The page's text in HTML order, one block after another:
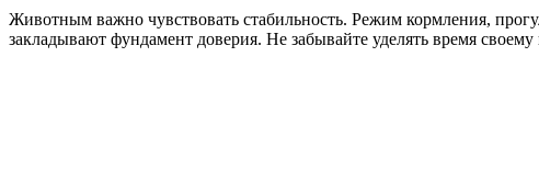
Животным важно чувствовать стабильность. Режим кормления,
закладывают фундамент доверия. Не забывайте уделять время